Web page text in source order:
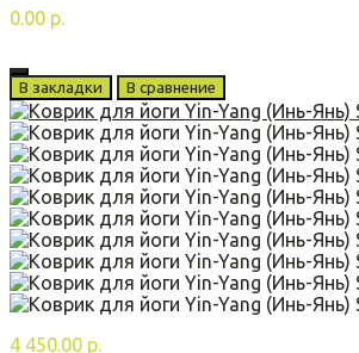
0.00 р.
В закладки В сравнение
4 450.00 р.